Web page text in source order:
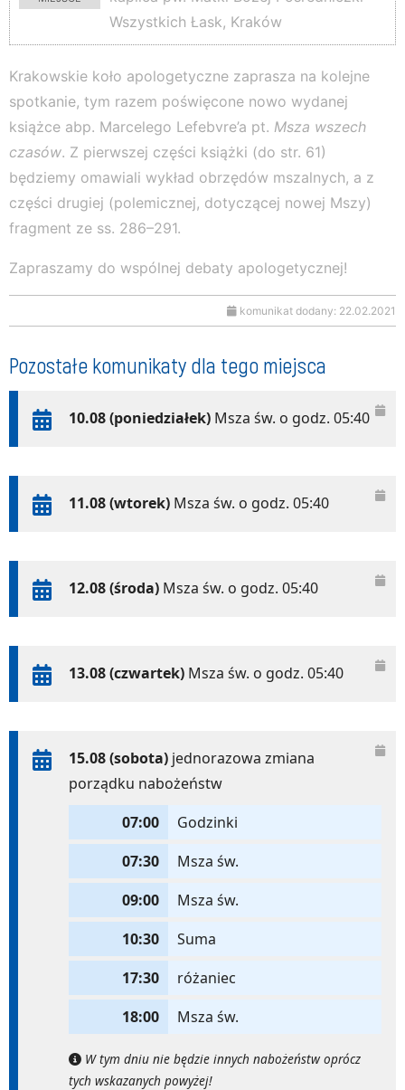
Wszystkich Łask, Kraków
Krakowskie koło apologetyczne zaprasza na kolejne
spotkanie, tym razem poświęcone nowo wydanej
książce abp. Marcelego Lefebvre’a pt. Msza wszech
czasów. Z pierwszej części książki (do str. 61)
będziemy omawiali wykład obrzędów mszalnych, a z
części drugiej (polemicznej, dotyczącej nowej Mszy)
fragment ze ss. 286–291.
Zapraszamy do wspólnej debaty apologetycznej!
komunikat dodany: 22.02.2021
Pozostałe komunikaty dla tego miejsca
10.08 (poniedziałek)Msza św. o godz. 05:40
11.08 (wtorek)Msza św. o godz. 05:40
12.08 (środa)Msza św. o godz. 05:40
13.08 (czwartek)Msza św. o godz. 05:40
15.08 (sobota)jednorazowa zmiana
porządku nabożeństw
07:00
Godzinki
07:30
Msza św.
09:00
Msza św.
10:30
Suma
17:30
różaniec
18:00
Msza św.
W tym dniu nie będzie innych nabożeństw oprócz
tych wskazanych powyżej!